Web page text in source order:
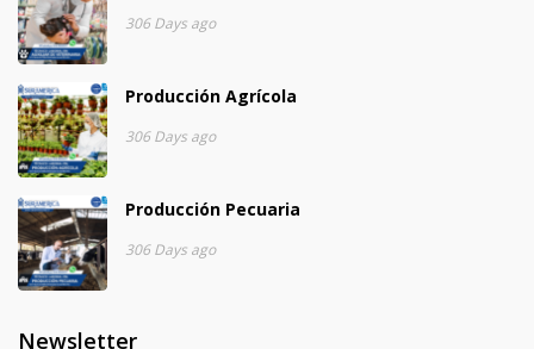
306 Days ago
Producción Agrícola
306 Days ago
Producción Pecuaria
306 Days ago
Newsletter